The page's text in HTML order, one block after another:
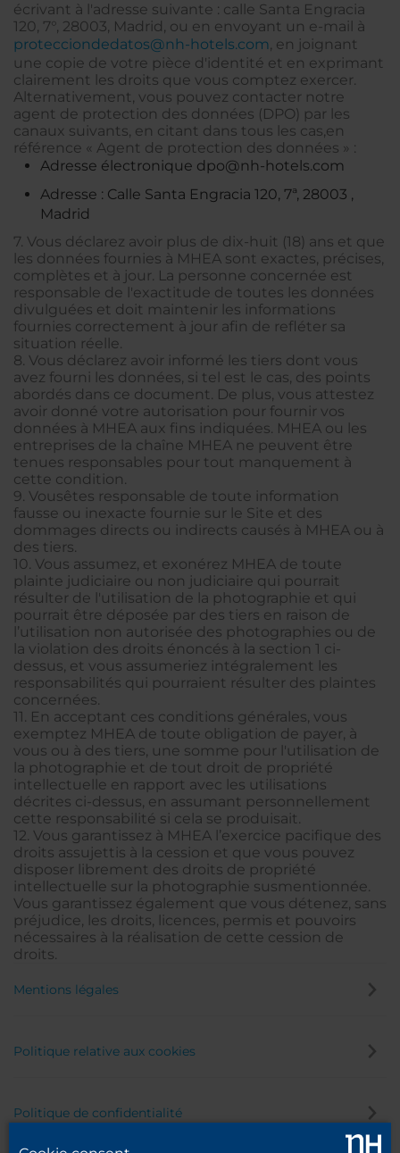
écrivant à l'adresse suivante : calle Santa Engracia
120, 7°, 28003, Madrid, ou en envoyant un e-mail à
protecciondedatos@nh-hotels.com, en joignant
une copie de votre pièce d'identité et en exprimant
clairement les droits que vous comptez exercer.
Alternativement, vous pouvez contacter notre
agent de protection des données (DPO) par les
canaux suivants, en citant dans tous les cas,en
référence « Agent de protection des données » :
Adresse électronique dpo@nh-hotels.com
Adresse : Calle Santa Engracia 120, 7ª, 28003 ,
Madrid
7. Vous déclarez avoir plus de dix-huit (18) ans et que
les données fournies à MHEA sont exactes, précises,
complètes et à jour. La personne concernée est
responsable de l'exactitude de toutes les données
divulguées et doit maintenir les informations
fournies correctement à jour afin de refléter sa
situation réelle.
8. Vous déclarez avoir informé les tiers dont vous
avez fourni les données, si tel est le cas, des points
abordés dans ce document. De plus, vous attestez
avoir donné votre autorisation pour fournir vos
données à MHEA aux fins indiquées. MHEA ou les
entreprises de la chaîne MHEA ne peuvent être
tenues responsables pour tout manquement à
cette condition.
9. Vousêtes responsable de toute information
fausse ou inexacte fournie sur le Site et des
dommages directs ou indirects causés à MHEA ou à
des tiers.
10. Vous assumez, et exonérez MHEA de toute
plainte judiciaire ou non judiciaire qui pourrait
résulter de l'utilisation de la photographie et qui
pourrait être déposée par des tiers en raison de
l’utilisation non autorisée des photographies ou de
la violation des droits énoncés à la section 1 ci-
dessus, et vous assumeriez intégralement les
responsabilités qui pourraient résulter des plaintes
concernées.
11. En acceptant ces conditions générales, vous
exemptez MHEA de toute obligation de payer, à
vous ou à des tiers, une somme pour l'utilisation de
la photographie et de tout droit de propriété
intellectuelle en rapport avec les utilisations
décrites ci-dessus, en assumant personnellement
cette responsabilité si cela se produisait.
12. Vous garantissez à MHEA l’exercice pacifique des
droits assujettis à la cession et que vous pouvez
disposer librement des droits de propriété
intellectuelle sur la photographie susmentionnée.
Vous garantissez également que vous détenez, sans
préjudice, les droits, licences, permis et pouvoirs
nécessaires à la réalisation de cette cession de
droits.
Mentions légales
Politique relative aux cookies
Politique de confidentialité